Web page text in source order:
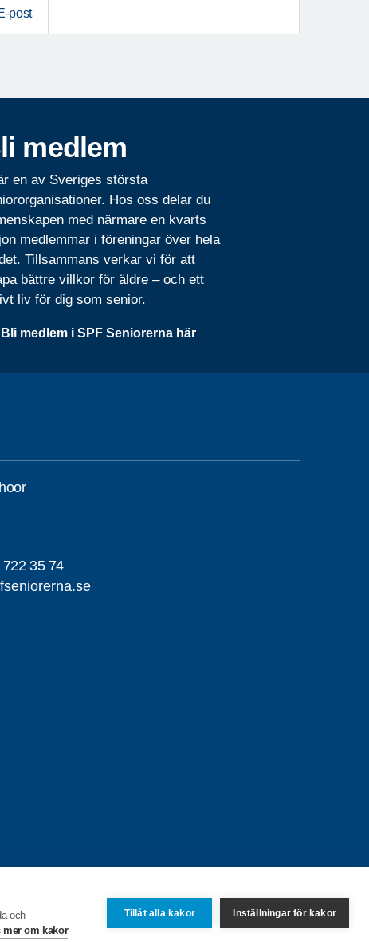
och
mer om kakor
Tillåt alla kakor Inställningar för kakor
post
medlem
en av Sveriges största
Hos oss delar du
med närmare en kvarts
medlemmar i föreningar över hela
Tillsammans verkar vi för att
bättre villkor för äldre – och ett
liv för dig som senior.
Bli medlem i SPF Seniorerna här
35 74